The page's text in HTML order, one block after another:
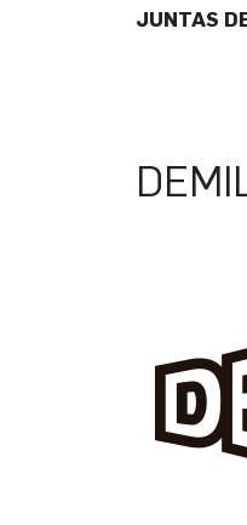
JUNTAS